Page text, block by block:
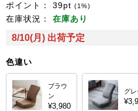
ポイント： 39pt (1%)
在庫状況： 在庫あり
8/10(月) 出荷予定
色違い
ブラウ
ン
¥3,980
グレ